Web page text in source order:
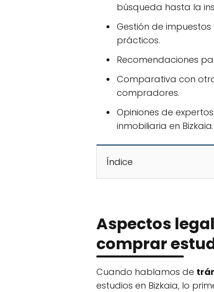
búsqueda hasta la
Gestión de
prácticos.
Recomendaciones
Comparativa con
compradores.
Opiniones de
inmobiliaria en Bizkaia.
Índice
Aspectos
comprar
Cuando hablamos de
estudios en Bizkaia, lo